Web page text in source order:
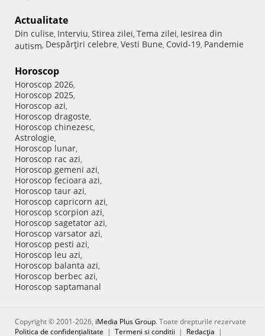
Actualitate
Din culise, Interviu, Stirea zilei, Tema zilei, Iesirea din
autism, Despărţiri celebre, Vesti Bune, Covid-19, Pandemie
Horoscop
Horoscop 2026,
Horoscop 2025,
Horoscop azi,
Horoscop dragoste,
Horoscop chinezesc,
Astrologie,
Horoscop lunar,
Horoscop rac azi,
Horoscop gemeni azi,
Horoscop fecioara azi,
Horoscop taur azi,
Horoscop capricorn azi,
Horoscop scorpion azi,
Horoscop sagetator azi,
Horoscop varsator azi,
Horoscop pesti azi,
Horoscop leu azi,
Horoscop balanta azi,
Horoscop berbec azi,
Horoscop saptamanal
Copyright © 2001-2026, iMedia Plus Group. Toate drepturile rezervate
Politica de confidențialitate | Termeni si conditii | Redacţia |